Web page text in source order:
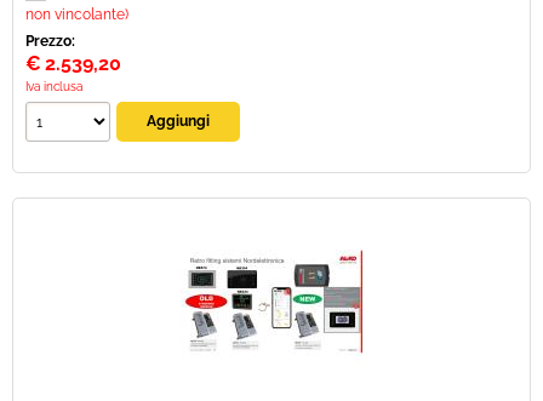
non vincolante)
Prezzo:
€ 2.539,20
Iva inclusa